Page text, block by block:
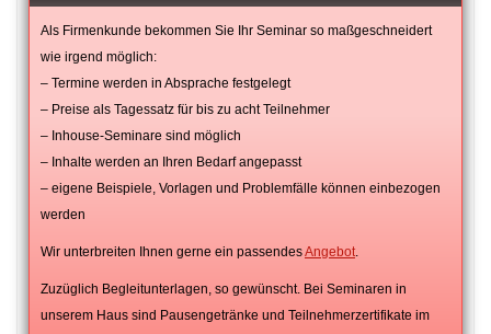
Als Firmenkunde bekommen Sie Ihr Seminar so maßgeschneidert
wie irgend möglich:
– Termine werden in Absprache festgelegt
– Preise als Tagessatz für bis zu acht Teilnehmer
– Inhouse-Seminare sind möglich
– Inhalte werden an Ihren Bedarf angepasst
– eigene Beispiele, Vorlagen und Problemfälle können einbezogen
werden
Wir unterbreiten Ihnen gerne ein passendesAngebot.
Zuzüglich Begleitunterlagen, so gewünscht. Bei Seminaren in
unserem Haus sind Pausengetränke und Teilnehmerzertifikate im